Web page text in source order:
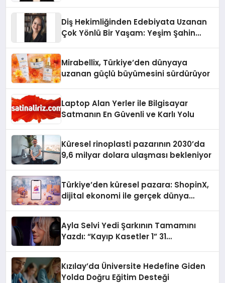
Diş Hekimliğinden Edebiyata Uzanan
Çok Yönlü Bir Yaşam: Yeşim Şahin
Mirabellix, Türkiye’den dünyaya
uzanan güçlü büyümesini sürdürüyor
Laptop Alan Yerler ile Bilgisayar
Satmanın En Güvenli ve Karlı Yolu
Küresel rinoplasti pazarının 2030’da
9,6 milyar dolara ulaşması bekleniyor
Türkiye’den küresel pazara: ShopinX,
dijital ekonomi ile gerçek dünya
Ayla Selvi Yedi Şarkının Tamamını
Yazdı: “Kayıp Kasetler 1” 31
Kızılay’da Üniversite Hedefine Giden
Yolda Doğru Eğitim Desteği